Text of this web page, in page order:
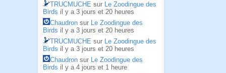
TRUCMUCHE sur Le Zoodingue des
Birds il y a 3 jours et 20 heures
Chaudron sur Le Zoodingue des
Birds il y a 3 jours et 20 heures
TRUCMUCHE sur Le Zoodingue des
Birds il y a 3 jours et 20 heures
Chaudron sur Le Zoodingue des
Birds il y a 4 jours et 1 heure